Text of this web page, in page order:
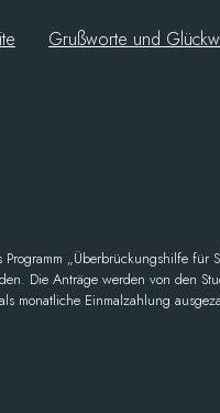
Grußworte und
„Überbrückungshilfe für
Die Anträge werden von den
monatliche Einmalzahlung